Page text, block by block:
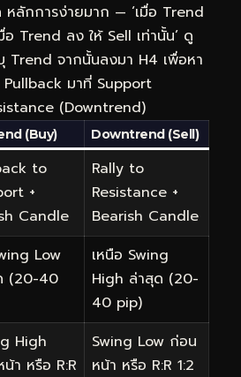
หลักการง่ายมาก — ‘เมื่อ Trend
อ Trend ลง ให้ Sell เท่านั้น’ ดู
Trend จากนั้นลงมา H4 เพื่อหา
มาที่ Support
(Downtrend)
(Buy) Downtrend (Sell)
to
+
Candle
Rally to
Resistance +
Bearish Candle
Low
(20-40
เหนือ Swing
High ล่าสุด (20-
40 pip)
High
า หรือ R:R
Swing Low ก่อน
หน้า หรือ R:R 1:2